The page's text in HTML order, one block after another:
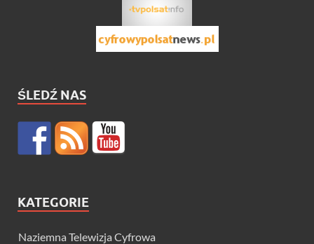
ŚLEDŹ NAS
KATEGORIE
Naziemna Telewizja Cyfrowa